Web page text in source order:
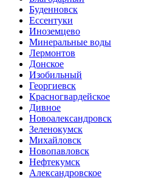
Буденновск
Ессентуки
Иноземцево
Минеральные воды
Лермонтов
Донское
Изобильный
Георгиевск
Красногвардейское
Дивное
Новоалександровск
Зеленокумск
Михайловск
Новопавловск
Нефтекумск
Александровское